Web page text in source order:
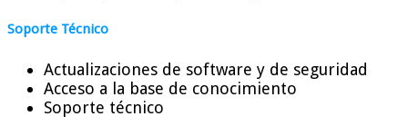
Soporte Técnico
Actualizaciones de software y de seguridad
Acceso a la base de conocimiento
Soporte técnico